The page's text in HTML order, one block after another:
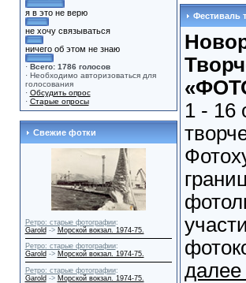
я в это не верю
не хочу связываться
ничего об этом не знаю
· Всего: 1786 голосов
· Необходимо авторизоваться для
голосования
· Обсудить опрос
· Старые опросы
Свежие фотки
Ретро: старые фотографии:
Garold -> Морской вокзал. 1974-75.
Ретро: старые фотографии:
Garold -> Морской вокзал. 1974-75.
Ретро: старые фотографии:
Garold -> Морской вокзал. 1974-75.
Фестиваль
1 - 16
далее